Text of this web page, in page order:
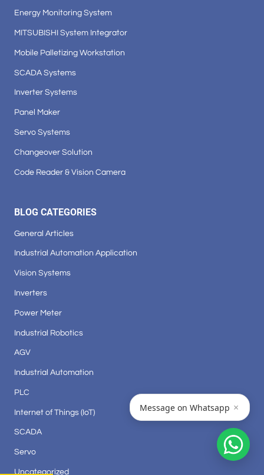
Energy Monitoring System
MITSUBISHI System Integrator
Mobile Palletizing Workstation
SCADA Systems
Inverter Systems
Panel Maker
Servo Systems
Changeover Solution
Code Reader & Vision Camera
BLOG CATEGORIES
General Articles
Industrial Automation Application
Vision Systems
Inverters
Power Meter
Industrial Robotics
AGV
Industrial Automation
PLC
Internet of Things (IoT)
SCADA
Servo
Uncategorized
Message on Whatsapp ×